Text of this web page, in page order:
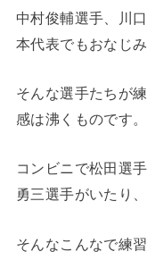
中村俊輔選手、川
本代表でもおなじ
そんな選手たちが
感は沸くものです。
コンビニで松田選
勇三選手がいたり
そんなこんなで練